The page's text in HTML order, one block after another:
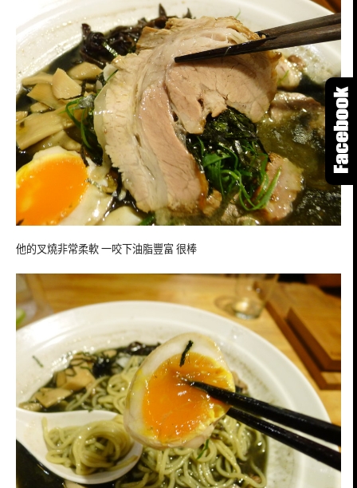
他的叉燒非常柔軟 一咬下油脂豐富 很棒